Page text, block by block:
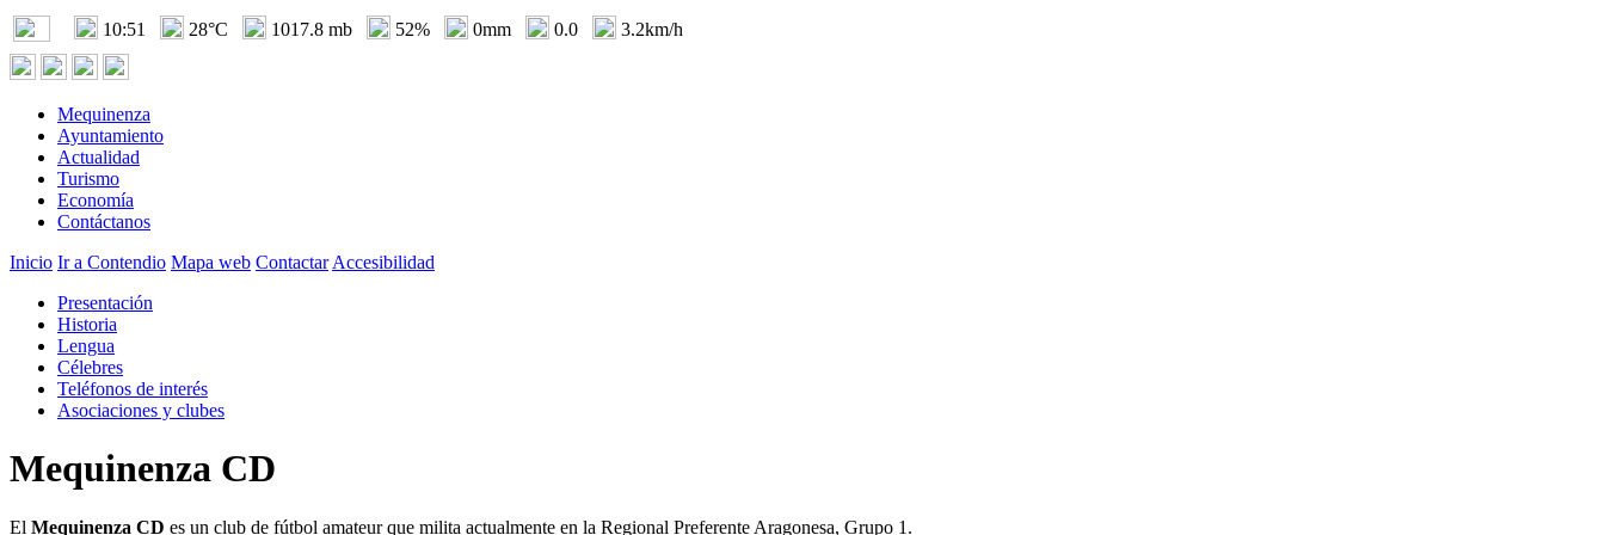
10:51 28°C 1017.8 mb 52% 0mm 0.0 3.2km/h
Mequinenza
Ayuntamiento
Actualidad
Turismo
Economía
Contáctanos
Inicio Ir a Contendio Mapa web Contactar Accesibilidad
Presentación
Historia
Lengua
Célebres
Teléfonos de interés
Asociaciones y clubes
Mequinenza CD
El Mequinenza CD es un club de fútbol amateur que milita actualmente en la Regional Preferente Aragonesa, Grupo 1.